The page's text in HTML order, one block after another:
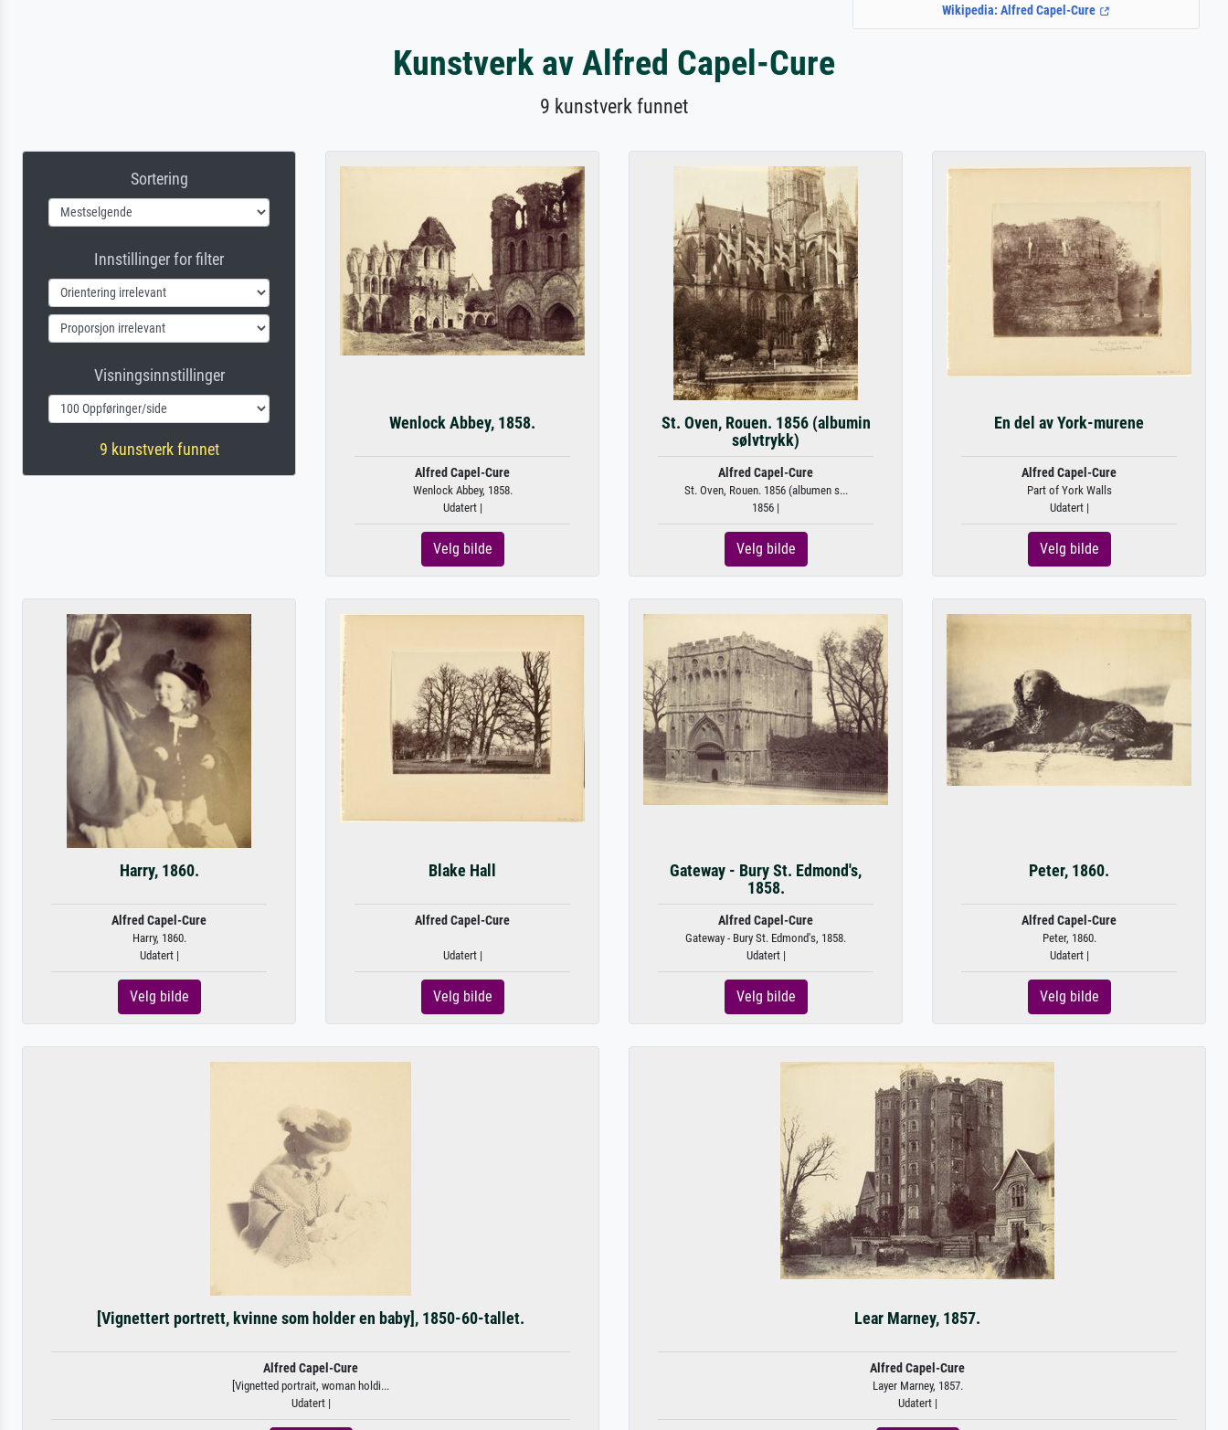
Wikipedia: Alfred Capel-Cure
Kunstverk av Alfred Capel-Cure
9 kunstverk funnet
Sortering
Innstillinger for filter
Visningsinnstillinger
9 kunstverk funnet
Wenlock Abbey, 1858.
Alfred Capel-Cure
Wenlock Abbey, 1858.
Udatert |
Velg bilde
St. Oven, Rouen. 1856 (albumin
sølvtrykk)
Alfred Capel-Cure
St. Oven, Rouen. 1856 (albumen s...
1856 |
Velg bilde
En del av York-murene
Alfred Capel-Cure
Part of York Walls
Udatert |
Velg bilde
Harry, 1860.
Alfred Capel-Cure
Harry, 1860.
Udatert |
Velg bilde
Blake Hall
Alfred Capel-Cure
Udatert |
Velg bilde
Gateway - Bury St. Edmond's,
1858.
Alfred Capel-Cure
Gateway - Bury St. Edmond's, 1858.
Udatert |
Velg bilde
Peter, 1860.
Alfred Capel-Cure
Peter, 1860.
Udatert |
Velg bilde
[Vignettert portrett, kvinne som holder en baby], 1850-60-tallet.
Alfred Capel-Cure
[Vignetted portrait, woman holdi...
Udatert |
Lear Marney, 1857.
Alfred Capel-Cure
Layer Marney, 1857.
Udatert |